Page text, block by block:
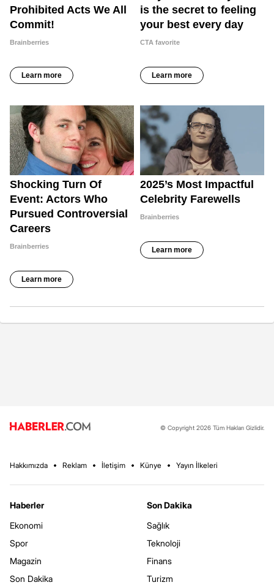
© Copyright 2026 Tüm Hakları Gizlidir.
Hakkımızda Reklam İletişim Künye Yayın İlkeleri
Haberler
Ekonomi
Spor
Magazin
Son Dakika
Son Dakika
Sağlık
Teknoloji
Finans
Turizm